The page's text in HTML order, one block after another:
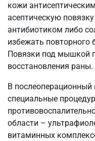
кожи
асептическую
антибиотиком либо
избежать повторного
Повязки под мышкой
восстановления раны.
В
специальные
области –
витаминных